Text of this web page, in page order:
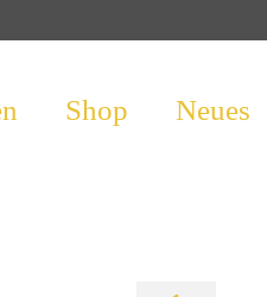
Shop Neues